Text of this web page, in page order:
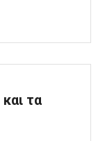
και τα